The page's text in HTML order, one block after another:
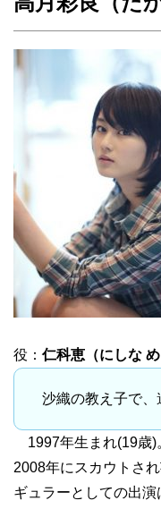
役： 仁科恵（にしな め
沙織の教え子で、
1997年生まれ(19歳)
2008年にスカウトさ
ギュラーとしての出